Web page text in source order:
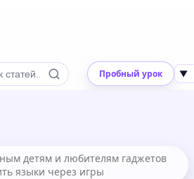
▼
Пробный урок
детям и любителям гаджетов
языки через игры